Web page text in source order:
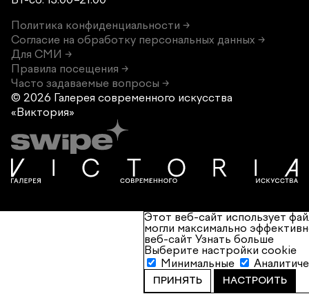
Политика конфиденциальности →
Согласие на обработку персональных данных →
Для СМИ →
Правила посещения →
Часто задаваемые вопросы →
© 2026 Галерея современного искусства
«Виктория»
Этот веб-сайт использует
могли максимально
веб-сайт Узнать больше
Выберите настройки cookie
Минимальные
ПРИНЯТЬ НАСТРОИТЬ